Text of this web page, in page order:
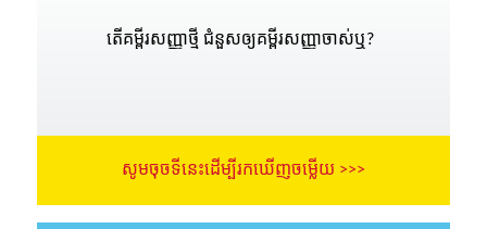
តើគម្ពីរសញ្ញាថ្មី ជំនួសឲ្យគម្ពីរសញ្ញាចាស់ឬ?
សូមចុចទីនេះដើម្បីរកឃើញចម្លើយ >>>